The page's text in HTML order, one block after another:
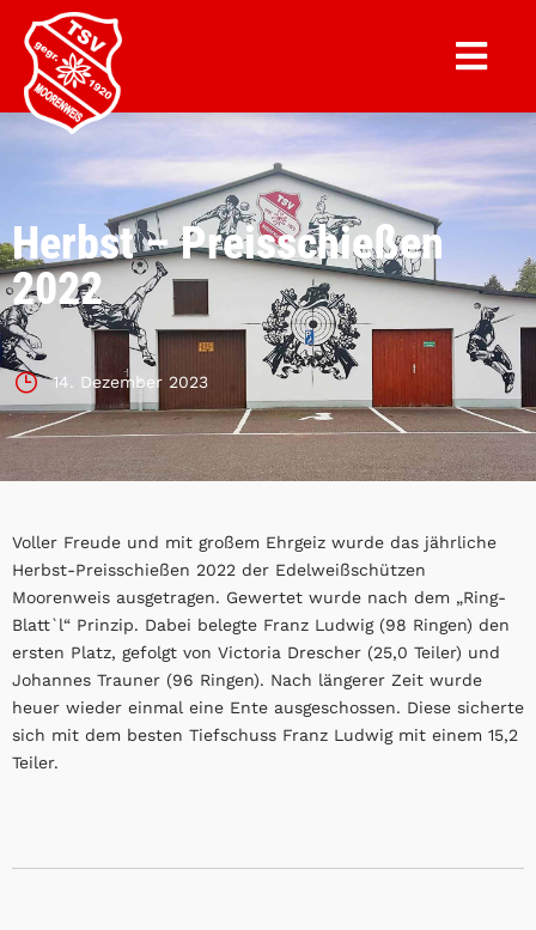
Herbst – Preisschießen
2022
14. Dezember 2023
Voller Freude und mit großem Ehrgeiz wurde das jährliche
Herbst-Preisschießen 2022 der Edelweißschützen
Moorenweis ausgetragen. Gewertet wurde nach dem „Ring-
Blatt`l“ Prinzip. Dabei belegte Franz Ludwig (98 Ringen) den
ersten Platz, gefolgt von Victoria Drescher (25,0 Teiler) und
Johannes Trauner (96 Ringen). Nach längerer Zeit wurde
heuer wieder einmal eine Ente ausgeschossen. Diese sicherte
sich mit dem besten Tiefschuss Franz Ludwig mit einem 15,2
Teiler.